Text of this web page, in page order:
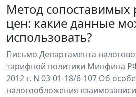
Метод
цен: какие данные
использовать?
Письмо Департамента
тарифной политики Минфина РФ
2012 г. N 03-01-18/6-107 Об
налогообложения